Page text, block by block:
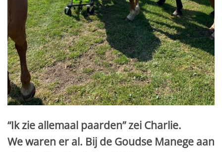
“Ik zie allemaal paarden” zei Charlie.
We waren er al. Bij de Goudse Manege aan